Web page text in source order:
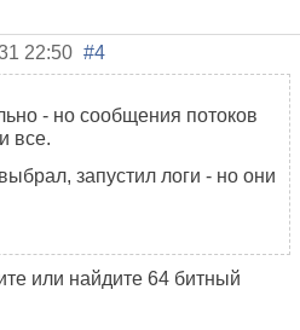
22:50 #4
- но сообщения потоков
все.
запустил логи - но они
или найдите 64 битный